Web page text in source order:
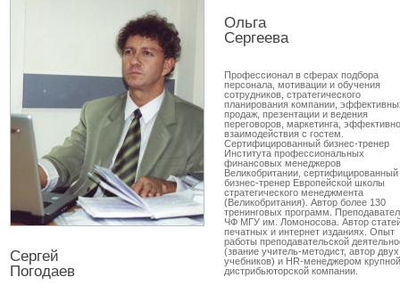
Сергей
Погодаев
Ольга
Сергеева
Профессионал в сферах подбора
персонала, мотивации и обучения
сотрудников, стратегического
планирования компании,
продаж, презентации и ведения
переговоров, маркетинга,
взаимодействия с гостем.
Сертифицированный бизнес-тренер
Института профессиональных
финансовых менеджеров
Великобритании, сертифицированный
бизнес-тренер Европейской школы
стратегического менеджмента
(Великобритания). Автор более 130
тренинговых программ.
ЧФ МГУ им. Ломоносова. Автор
печатных и интернет изданиях. Опыт
работы преподавательской
(звание учитель-методист, автор двух
учебников) и HR-менеджером крупной
дистрибьюторской компании.